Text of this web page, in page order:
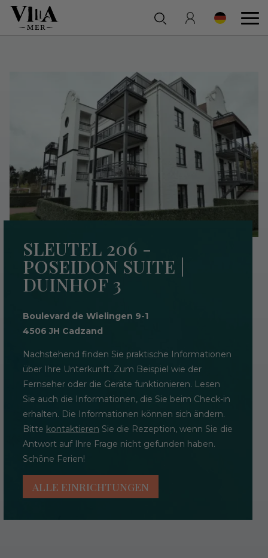
SLEUTEL 206 -
POSEIDON SUITE |
DUINHOF 3
Boulevard de Wielingen 9-1
4506 JH Cadzand
Nachstehend finden Sie praktische Informationen
über Ihre Unterkunft. Zum Beispiel wie der
Fernseher oder die Geräte funktionieren. Lesen
Sie auch die Informationen, die Sie beim Check-in
erhalten. Die Informationen können sich ändern.
Bitte kontaktieren Sie die Rezeption, wenn Sie die
Antwort auf Ihre Frage nicht gefunden haben.
Schöne Ferien!
ALLE EINRICHTUNGEN